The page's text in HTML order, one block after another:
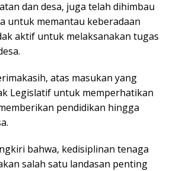
dan desa, juga telah dihimbau
untuk memantau keberadaan
aktif untuk melaksanakan tugas
atas masukan yang
Legislatif untuk memperhatikan
pendidikan hingga
bahwa, kedisiplinan tenaga
salah satu landasan penting